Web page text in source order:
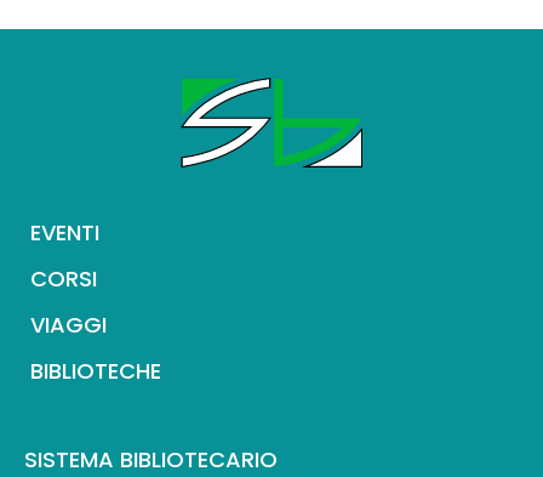
EVENTI
CORSI
VIAGGI
BIBLIOTECHE
SISTEMA BIBLIOTECARIO